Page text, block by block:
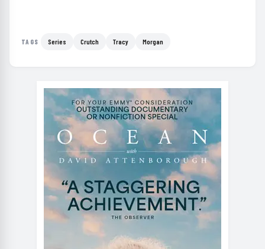
TAGS Series Crutch Tracy Morgan